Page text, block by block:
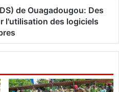
de Ouagadougou: Des
l'utilisation des logiciels